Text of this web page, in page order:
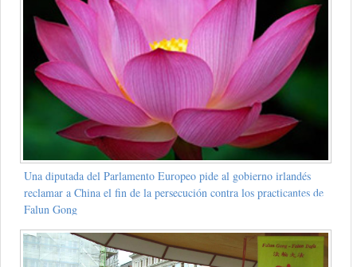
Una diputada del Parlamento Europeo pide al gobierno irlandés
reclamar a China el fin de la persecución contra los practicantes de
Falun Gong